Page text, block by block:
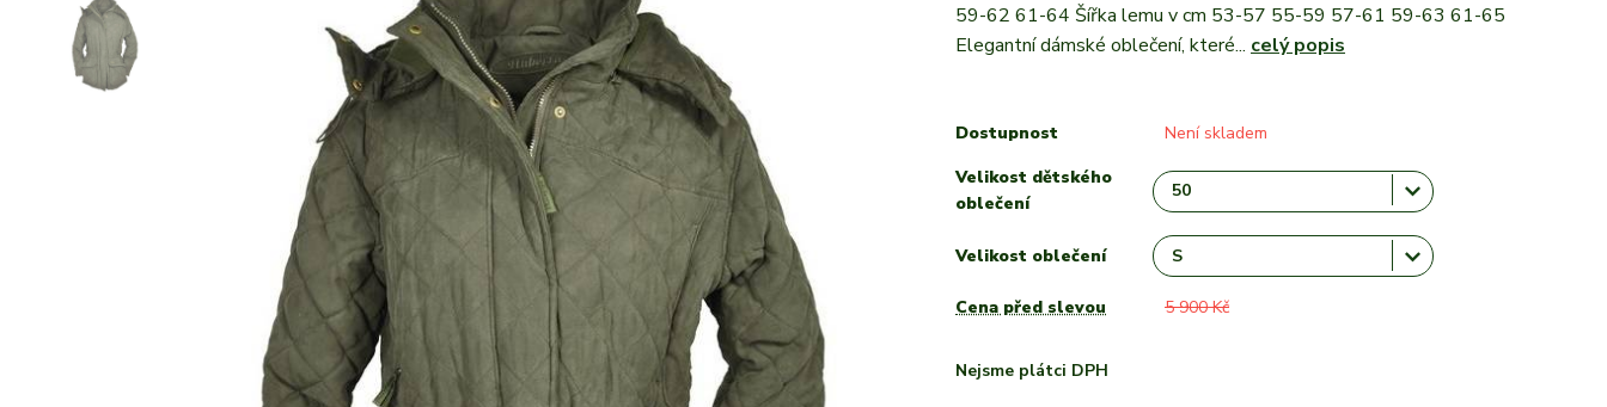
59-62 61-64 Šířka lemu v cm 53-57 55-59 57-61 59-63 61-65
Elegantní dámské oblečení, které... celý popis
Dostupnost
Není skladem
Velikost dětského
oblečení
Velikost oblečení
Cena před slevou 5 900 Kč
Nejsme plátci DPH